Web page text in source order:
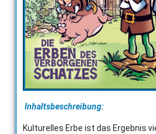
Inhaltsbeschreibung:
Kulturelles Erbe ist das Ergebnis